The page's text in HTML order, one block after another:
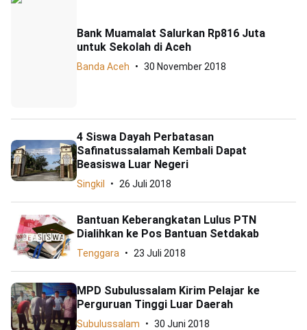
Bank Muamalat Salurkan Rp816 Juta
untuk Sekolah di Aceh
Banda Aceh 30 November 2018
4 Siswa Dayah Perbatasan
Safinatussalamah Kembali Dapat
Beasiswa Luar Negeri
Singkil 26 Juli 2018
Bantuan Keberangkatan Lulus PTN
Dialihkan ke Pos Bantuan Setdakab
Tenggara 23 Juli 2018
MPD Subulussalam Kirim Pelajar ke
Perguruan Tinggi Luar Daerah
Subulussalam 30 Juni 2018